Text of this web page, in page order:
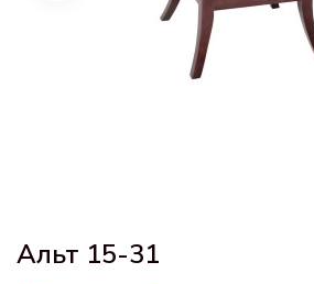
Альт 15-31